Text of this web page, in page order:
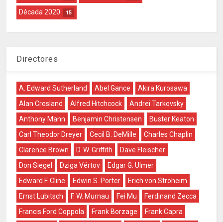
Década 2020 15
Directores
A. Edward Sutherland Abel Gance
Akira Kurosawa
Alan Crosland
Alfred Hitchcock
Andrei Tarkovsky
Anthony Mann
Benjamin Christensen
Buster Keaton
Carl Theodor Dreyer
Cecil B. DeMille
Charles Chaplin
Clarence Brown
D. W. Griffith
Dave Fleischer
Don Siegel
Dziga Vértov
Edgar G. Ulmer
Edward F. Cline
Edwin S. Porter
Erich von Stroheim
Ernst Lubitsch
F. W. Murnau Fei Mu
Ferdinand Zecca
Francis Ford Coppola
Frank Borzage
Frank Capra